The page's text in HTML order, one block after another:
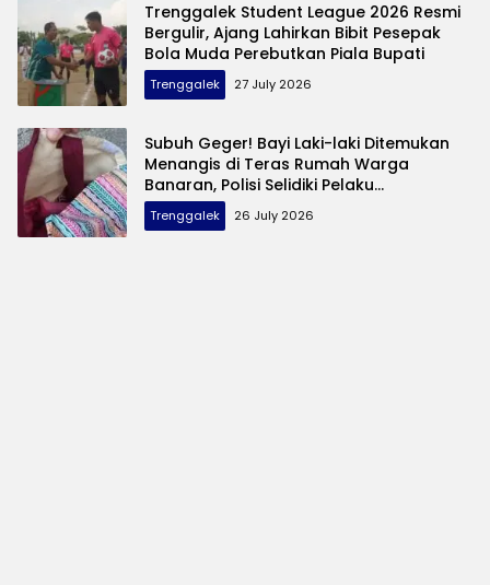
Trenggalek Student League 2026 Resmi
Bergulir, Ajang Lahirkan Bibit Pesepak
Bola Muda Perebutkan Piala Bupati
Trenggalek 27 July 2026
Subuh Geger! Bayi Laki-laki Ditemukan
Menangis di Teras Rumah Warga
Banaran, Polisi Selidiki Pelaku
Pembuangan
Trenggalek 26 July 2026